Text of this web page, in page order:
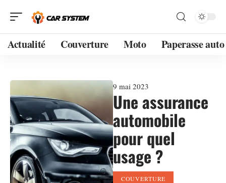
Actualité Couverture Moto Paperasse auto
9 mai 2023
Une assurance
automobile
pour quel
usage ?
COUVERTURE